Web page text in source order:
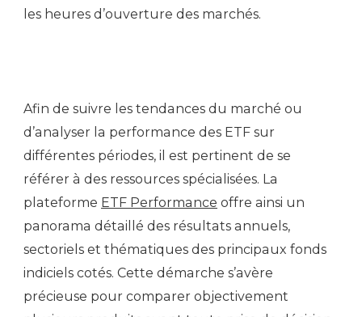
les heures d’ouverture des marchés.
Afin de suivre les tendances du marché ou
d’analyser la performance des ETF sur
différentes périodes, il est pertinent de se
référer à des ressources spécialisées. La
plateforme ETF Performance offre ainsi un
panorama détaillé des résultats annuels,
sectoriels et thématiques des principaux fonds
indiciels cotés. Cette démarche s’avère
précieuse pour comparer objectivement